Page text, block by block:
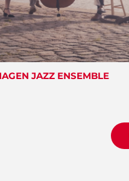
JAZZ ENSEMBLE